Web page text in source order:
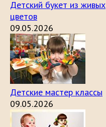
Детский букет из живых
цветов
09.05.2026
Детские мастер классы
09.05.2026